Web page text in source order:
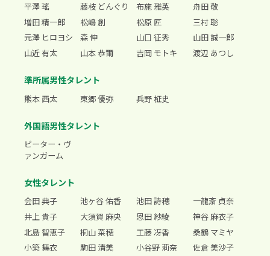
平澤 瑤
藤枝 どんぐり 布施 雅英
舟田 敬
増田 精一郎
松嶋 創 松原 匠
三村 聡
元澤 ヒロヨシ
森 伸 山口 征秀
山田 誠一郎
山近 有太
山本 恭爾 吉岡 モトキ 渡辺 あつし
準所属男性タレント
熊本 西太 東郷 優弥 兵野 柾史
外国語男性タレント
ピーター・ヴ
ァンガーム
女性タレント
会田 典子 池ヶ谷 佑香 池田 詩穂
一龍斎 貞奈
井上 貴子
大須賀 麻央 恩田 紗綾
神谷 麻衣子
北島 智恵子
桐山 菜穂 工藤 冴香
桑鶴 マミヤ
小築 舞衣
駒田 清美 小谷野 莉奈
佐倉 美沙子